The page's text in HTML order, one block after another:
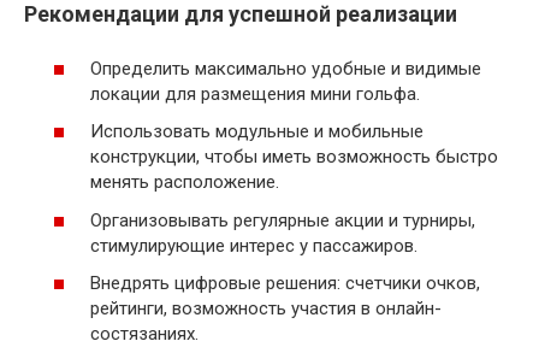
Рекомендации для успешной реализации
Определить максимально удобные и видимые
локации для размещения мини гольфа.
Использовать модульные и мобильные
конструкции, чтобы иметь возможность быстро
менять расположение.
Организовывать регулярные акции и турниры,
стимулирующие интерес у пассажиров.
Внедрять цифровые решения: счетчики очков,
рейтинги, возможность участия в онлайн-
состязаниях.